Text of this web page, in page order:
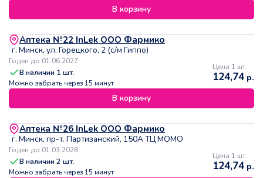
В корзину
Аптека №22 InLek ООО Фармико
г. Минск, ул. Горецкого, 2 (с/м Гиппо)
Годен до 01.06.2027
В наличии 1 шт.
Можно забрать через 15 минут
Цена 1 шт.
124,74 р.
В корзину
Аптека №26 InLek ООО Фармико
г. Минск, пр-т. Партизанский, 150А ТЦ МОМО
Годен до 01.03.2028
В наличии2 шт.
Можно забрать через 15 минут
Цена 1 шт.
124,74 р.